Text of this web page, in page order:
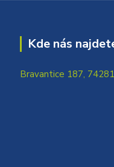
Kde nás
Bravantice 187,